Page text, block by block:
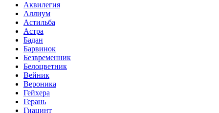
Аквилегия
Аллиум
Астильба
Астра
Бадан
Барвинок
Безвременник
Белоцветник
Вейник
Вероника
Гейхера
Герань
Гиацинт